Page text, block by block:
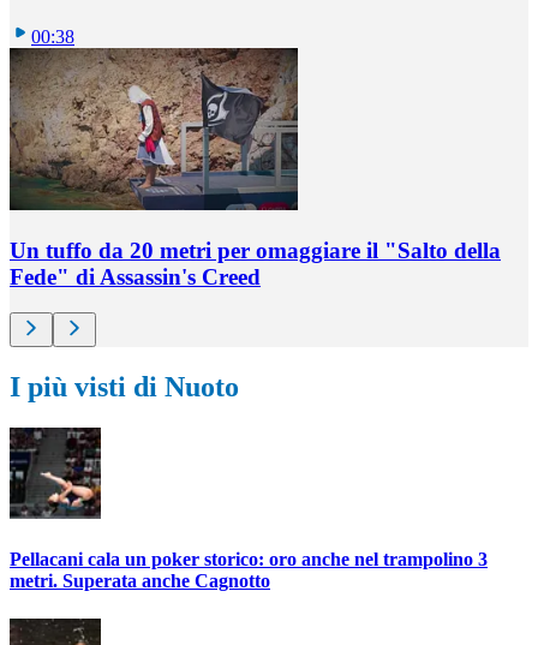
00:38
Un tuffo da 20 metri per omaggiare il "Salto della
Fede" di Assassin's Creed
I più visti di Nuoto
Pellacani cala un poker storico: oro anche nel trampolino 3
metri. Superata anche Cagnotto